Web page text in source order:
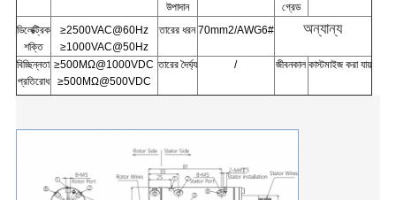
উপাদান
গ্রেড
ডিলেক্ট্রিক
শক্তি
≥2500VAC@60Hz
≥1000VAC@50Hz
তারের ধরন70mm2/AWG6# অন্যান্য
বিচ্ছিন্নতা
প্রতিরোধ
≥500MΩ@1000VDC
≥500MΩ@500VDC
তারের দৈর্ঘ্য / জীবনকাল কাস্টমাইজ করা যায়